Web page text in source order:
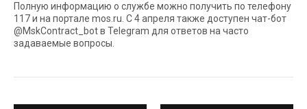
Полную информацию о службе можно получить по телефону
117 и на портале mos.ru. С 4 апреля также доступен чат-бот
@MskContract_bot в Telegram для ответов на часто
задаваемые вопросы.